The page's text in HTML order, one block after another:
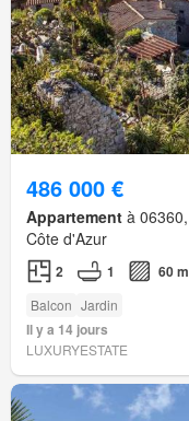
486 000 €
Appartement à
Côte d'Azur
2 1 60
Balcon Jardin
Il y a 14 jours
LUXURYESTATE